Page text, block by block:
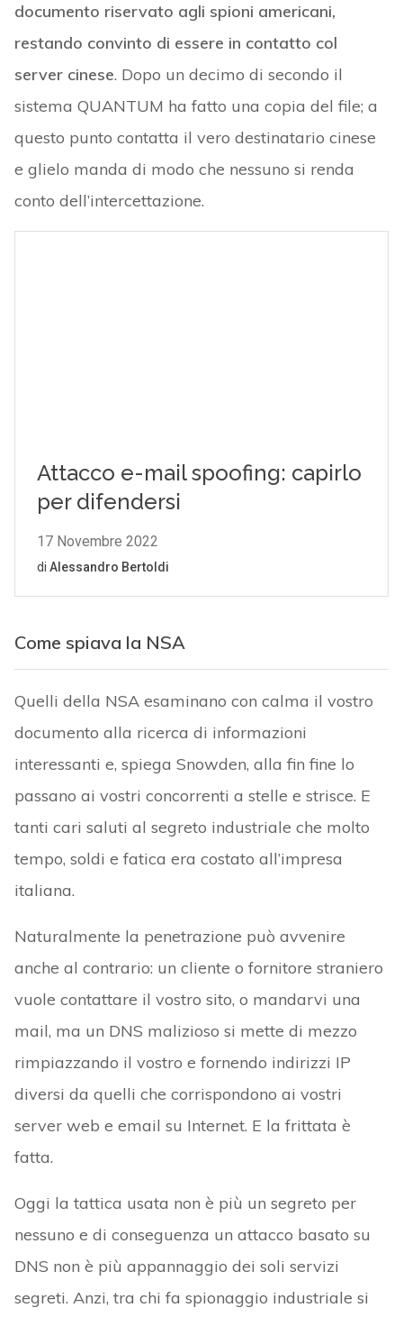
documento riservato agli spioni americani,
restando convinto di essere in contatto col
server cinese. Dopo un decimo di secondo il
sistema QUANTUM ha fatto una copia del file; a
questo punto contatta il vero destinatario cinese
e glielo manda di modo che nessuno si renda
conto dell’intercettazione.
Come spiava la NSA
Quelli della NSA esaminano con calma il vostro
documento alla ricerca di informazioni
interessanti e, spiega Snowden, alla fin fine lo
passano ai vostri concorrenti a stelle e strisce. E
tanti cari saluti al segreto industriale che molto
tempo, soldi e fatica era costato all’impresa
italiana.
Naturalmente la penetrazione può avvenire
anche al contrario: un cliente o fornitore straniero
vuole contattare il vostro sito, o mandarvi una
mail, ma un DNS malizioso si mette di mezzo
rimpiazzando il vostro e fornendo indirizzi IP
diversi da quelli che corrispondono ai vostri
server web e email su Internet. E la frittata è
fatta.
Oggi la tattica usata non è più un segreto per
nessuno e di conseguenza un attacco basato su
DNS non è più appannaggio dei soli servizi
segreti. Anzi, tra chi fa spionaggio industriale si